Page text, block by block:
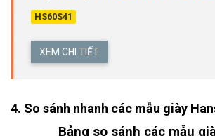
HS60S41
XEM CHI TIẾT
4. So sánh nhanh các mẫu giày
Bảng so sánh các mẫu